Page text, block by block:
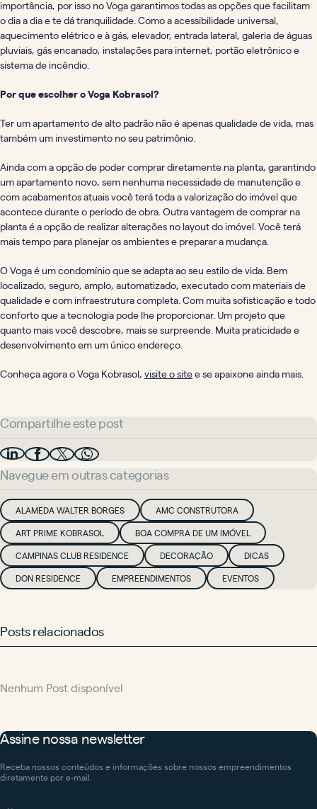
importância, por isso no Voga garantimos todas as opções que facilitam
o dia a dia e te dá tranquilidade. Como a acessibilidade universal,
aquecimento elétrico e à gás, elevador, entrada lateral, galeria de águas
pluviais, gás encanado, instalações para internet, portão eletrônico e
sistema de incêndio.
Por que escolher o Voga Kobrasol?
Ter um apartamento de alto padrão não é apenas qualidade de vida, mas
também um investimento no seu patrimônio.
Ainda com a opção de poder comprar diretamente na planta, garantindo
um apartamento novo, sem nenhuma necessidade de manutenção e
com acabamentos atuais você terá toda a valorização do imóvel que
acontece durante o período de obra. Outra vantagem de comprar na
planta é a opção de realizar alterações no layout do imóvel. Você terá
mais tempo para planejar os ambientes e preparar a mudança.
O Voga é um condomínio que se adapta ao seu estilo de vida. Bem
localizado, seguro, amplo, automatizado, executado com materiais de
qualidade e com infraestrutura completa. Com muita sofisticação e todo
conforto que a tecnologia pode lhe proporcionar. Um projeto que
quanto mais você descobre, mais se surpreende. Muita praticidade e
desenvolvimento em um único endereço.
Conheça agora o Voga Kobrasol, visite o sitee se apaixone ainda mais.
Compartilhe este post
Navegue em outras categorias
ALAMEDA WALTER BORGES
AMC CONSTRUTORA
ART PRIME KOBRASOL
BOA COMPRA DE UM IMÓVEL
CAMPINAS CLUB RESIDENCE
DECORAÇÃO
DICAS
DON RESIDENCE
EMPREENDIMENTOS EVENTOS
Posts relacionados
Nenhum Post disponível
Assine nossa newsletter
Receba nossos conteúdos e informações sobre nossos empreendimentos
diretamente por e-mail.